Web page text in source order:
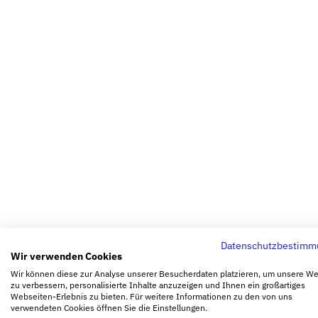
Wir verwenden Cookies
Wir können diese zur Analyse unserer Besucherdaten platzieren, um unsere
zu verbessern, personalisierte Inhalte anzuzeigen und Ihnen ein großartiges
Webseiten-Erlebnis zu bieten. Für weitere Informationen zu den von uns
verwendeten Cookies öffnen Sie die Einstellungen.